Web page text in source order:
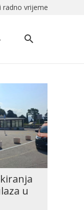
radno vrijeme
u